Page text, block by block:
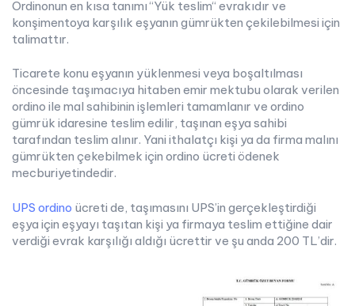
Ordinonun en kısa tanımı “Yük teslim“ evrakıdır ve
konşimentoya karşılık eşyanın gümrükten çekilebilmesi için
talimattır.
Ticarete konu eşyanın yüklenmesi veya boşaltılması
öncesinde taşımacıya hitaben emir mektubu olarak verilen
ordino ile mal sahibinin işlemleri tamamlanır ve ordino
gümrük idaresine teslim edilir, taşınan eşya sahibi
tarafından teslim alınır. Yani ithalatçı kişi ya da firma malını
gümrükten çekebilmek için ordino ücreti ödenek
mecburiyetindedir.
UPS ordino ücreti de, taşımasını UPS’in gerçekleştirdiği
eşya için eşyayı taşıtan kişi ya firmaya teslim ettiğine dair
verdiği evrak karşılığı aldığı ücrettir ve şu anda 200 TL’dir.